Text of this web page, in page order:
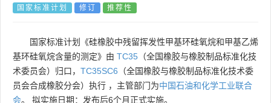
国家标准计划 修订 推荐性
国家标准计划《硅橡胶中残留挥发性甲基环硅氧烷和甲基乙烯
基环硅氧烷含量的测定》由 TC35 （全国橡胶与橡胶制品标准化技
术委员会）归口， TC35SC6 （全国橡胶与橡胶制品标准化技术委
员会合成橡胶分会）执行 ，主管部门为中国石油和化学工业联合
会。 拟实施日期：发布后6个月正式实施。